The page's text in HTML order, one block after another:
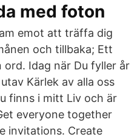
med foton
emot att träffa dig
och tillbaka; Ett
Idag när Du fyller år
Kärlek av alla oss
finns i mitt Liv och är
everyone together
invitations. Create